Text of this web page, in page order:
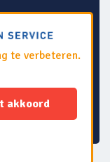
te verbeteren.
akkoord